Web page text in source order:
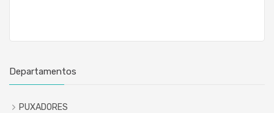
Departamentos
PUXADORES